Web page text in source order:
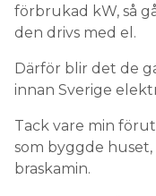
förbrukad kW, så
den drivs med el.
Därför blir det de
innan Sverige
Tack vare min
som byggde huset,
braskamin.